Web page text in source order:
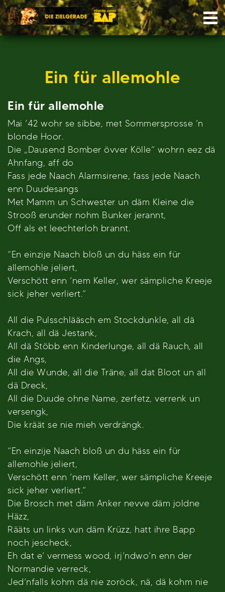
Skip
to
content
Ein für allemohle
Ein für allemohle
Mai ’42 wohr se sibbe, met Sommersprosse ’n
blonde Hoor.
Die „Dausend Bomber övver Kölle“ wohrn eez dä
Ahnfang, aff do
Fass jede Naach Alarmsirene, fass jede Naach
enn Duudesangs
Met Mamm un Schwester un däm Kleine die
Strooß erunder nohm Bunker jerannt,
Off als et leechterloh brannt.
“En einzije Naach bloß un du häss ein für
allemohle jeliert,
Verschött enn ’nem Keller, wer sämpliche Kreeje
sick jeher verliert.“
All die Pulsschlääsch em Stockdunkle, all dä
Krach, all dä Jestank,
All dä Stöbb enn Kinderlunge, all dä Rauch, all
die Angs,
All die Wunde, all die Träne, all dat Bloot un all
dä Dreck,
All die Duude ohne Name, zerfetz, verrenk un
versengk,
Die kräät se nie mieh verdrängk.
“En einzije Naach bloß un du häss ein für
allemohle jeliert,
Verschött enn ’nem Keller, wer sämpliche Kreeje
sick jeher verliert.“
Die Brosch met däm Anker nevve däm joldne
Häzz,
Rääts un links vun däm Krüzz, hatt ihre Bapp
noch jescheck,
Eh dat e’ vermess wood, irj’ndwo’n enn der
Normandie verreck,
Jed’nfalls kohm dä nie zoröck, nä, dä kohm nie